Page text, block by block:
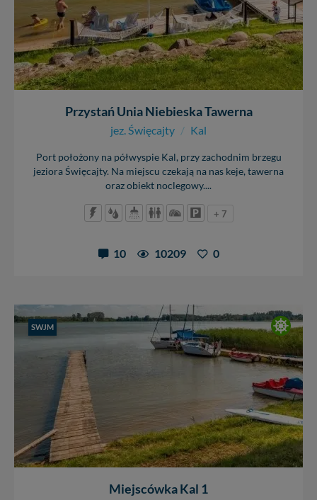
Przystań Unia Niebieska Tawerna
jez. Święcajty / Kal
Port położony na półwyspie Kal, przy zachodnim brzegu
jeziora Święcajty. Na miejscu czekają na nas keje, tawerna
oraz obiekt noclegowy....
+ 7
10 10209 0
SWJM
Miejscówka Kal 1